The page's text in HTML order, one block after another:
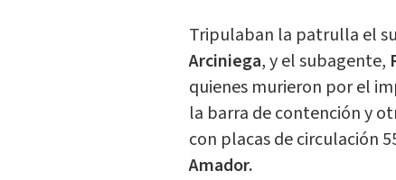
Tripulaban la patrulla el
Arciniega, y el subagente,
quienes murieron por el
la barra de contención y
con placas de circulación
Amador.